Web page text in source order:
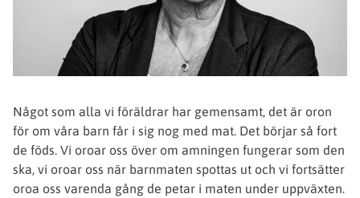
Något som alla vi föräldrar har gemensamt, det är oron
för om våra barn får i sig nog med mat. Det börjar så fort
de föds. Vi oroar oss över om amningen fungerar som den
ska, vi oroar oss när barnmaten spottas ut och vi fortsätter
oroa oss varenda gång de petar i maten under uppväxten.